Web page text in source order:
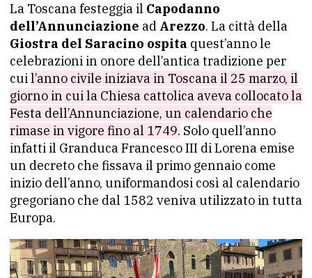
La Toscana festeggia il Capodanno
dell’Annunciazione ad Arezzo. La città della
Giostra del Saracino ospita quest’anno le
celebrazioni in onore dell’antica tradizione per
cuil’anno civile iniziava in Toscana il 25 marzo, il
giorno in cui la Chiesa cattolica aveva collocato la
Festa dell’Annunciazione, un calendario che
rimase in vigore fino al 1749. Solo quell’anno
infatti il Granduca Francesco III di Lorena emise
un decreto che fissava il primo gennaio come
inizio dell’anno, uniformandosi così al calendario
gregoriano che dal 1582 veniva utilizzato in tutta
Europa.